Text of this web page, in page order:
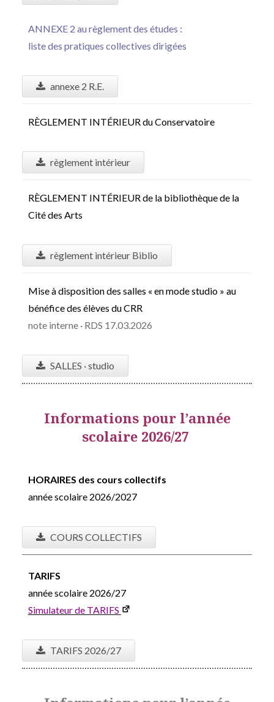
ANNEXE 2 au règlement des études :
liste des pratiques collectives dirigées
annexe 2 R.E.
RÈGLEMENT INTÉRIEUR du Conservatoire
règlement intérieur
RÈGLEMENT INTÉRIEUR de la bibliothèque de la
Cité des Arts
règlement intérieur Biblio
Mise à disposition des salles « en mode studio » au
bénéfice des élèves du CRR
note interne · RDS 17.03.2026
SALLES · studio
Informations pour l’année
scolaire 2026/27
HORAIRES des cours collectifs
année scolaire 2026/2027
COURS COLLECTIFS
TARIFS
année scolaire 2026/27
Simulateur de TARIFS
TARIFS 2026/27